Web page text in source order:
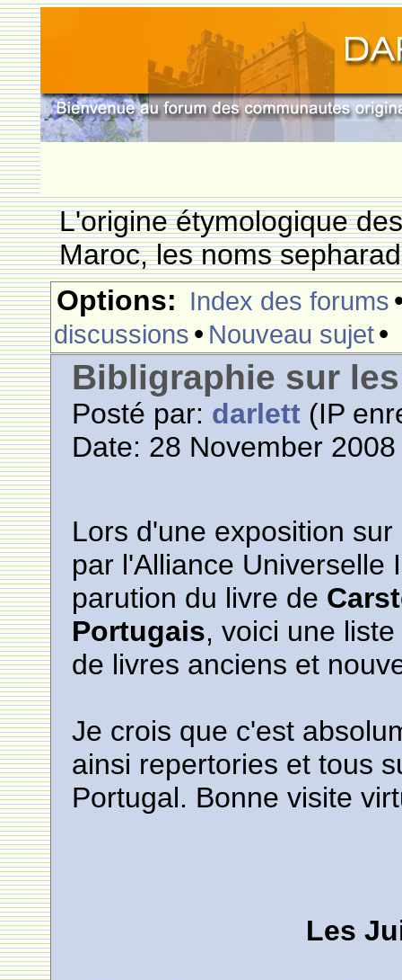
L'origine étymologique
Maroc, les noms
Options: Index des forums
discussions • Nouveau sujet•
Bibligraphie sur
Posté par: darlett (IP
Date: 28 November
Lors d'une exposition
par l'Alliance Universelle
parution du livre de
Portugais, voici une
de livres anciens et
Je crois que c'est
ainsi repertories et tous
Portugal. Bonne visite
Les